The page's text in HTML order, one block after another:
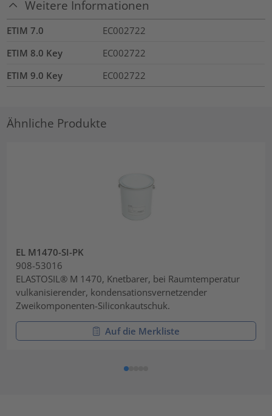
Weitere Informationen
ETIM 7.0
EC002722
ETIM 8.0 Key
EC002722
ETIM 9.0 Key
EC002722
Ähnliche Produkte
EL M1470-SI-PK
908-53016
ELASTOSIL® M 1470, Knetbarer, bei Raumtemperatur
vulkanisierender, kondensationsvernetzender
Zweikomponenten-Siliconkautschuk.
Auf die Merkliste